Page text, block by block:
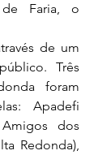
Faria, o
de um
Três
foram
Apadefi
dos
Redonda),